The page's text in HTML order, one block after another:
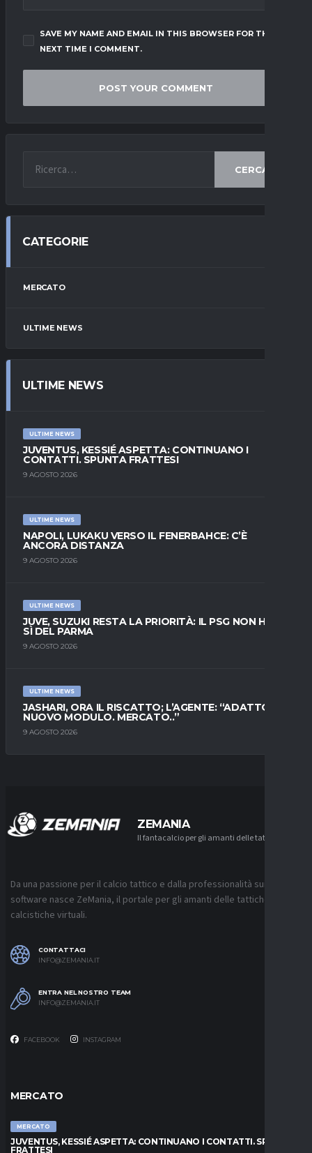
SAVE MY NAME AND EMAIL IN THIS BROWSER FOR THE
NEXT TIME I COMMENT.
CERCA
CATEGORIE
MERCATO
ULTIME NEWS
ULTIME NEWS
ULTIME NEWS
JUVENTUS, KESSIÉ ASPETTA: CONTINUANO I
CONTATTI. SPUNTA FRATTESI
9 AGOSTO 2026
ULTIME NEWS
NAPOLI, LUKAKU VERSO IL FENERBAHCE: C’È
ANCORA DISTANZA
9 AGOSTO 2026
ULTIME NEWS
JUVE, SUZUKI RESTA LA PRIORITÀ: IL PSG NON HA IL
SÌ DEL PARMA
9 AGOSTO 2026
ULTIME NEWS
JASHARI, ORA IL RISCATTO; L’AGENTE: “ADATTO AL
NUOVO MODULO. MERCATO..”
9 AGOSTO 2026
ZEMANIA
Il fantacalcio per gli amanti delle tattiche
Da una passione per il calcio tattico e dalla professionalità sui
software nasce ZeMania, il portale per gli amanti delle tattiche
calcistiche virtuali.
CONTATTACI
INFO@ZEMANIA.IT
ENTRA NEL NOSTRO TEAM
INFO@ZEMANIA.IT
FACEBOOK INSTAGRAM
MERCATO
MERCATO
JUVENTUS, KESSIÉ ASPETTA: CONTINUANO I CONTATTI. SPUNTA
FRATTESI